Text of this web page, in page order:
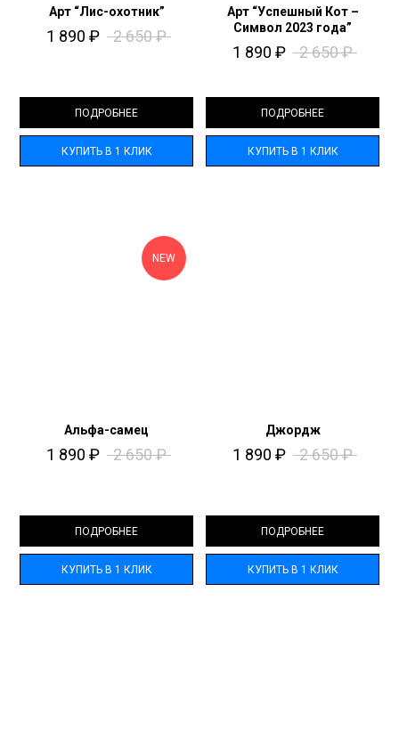
Арт “Лис-охотник”
1 890 ₽ 2 650₽
ПОДРОБНЕЕ
КУПИТЬ В 1 КЛИК
Арт “Успешный Кот –
Символ 2023 года”
1 890 ₽ 2 650₽
ПОДРОБНЕЕ
КУПИТЬ В 1 КЛИК
NEW
Альфа-самец
1 890 ₽ 2 650₽
ПОДРОБНЕЕ
КУПИТЬ В 1 КЛИК
Джордж
1 890 ₽ 2 650₽
ПОДРОБНЕЕ
КУПИТЬ В 1 КЛИК